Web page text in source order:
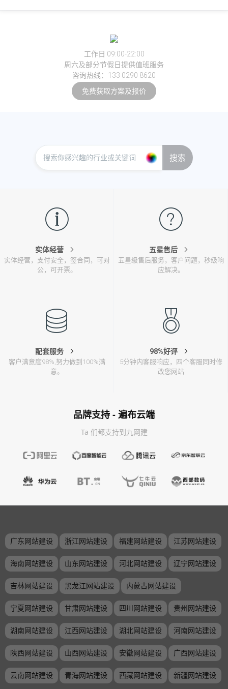
工作日 09:00-22:00
周六及部分节假日提供值班服务
咨询热线：133 0290 8620
免费获取方案及报价
搜索
实体经营
实体经营，支付安全，签合同，可对
公，可开票。
五星售后
五星级售后服务，客户问题，秒级响
应解决。
配套服务
客户满意度98%,努力做到100%满
意。
98%好评
5分钟内客服响应，四个客服同时修
改您网站
品牌支持 - 遍布云端
Ta 们都支持到九网建
广东网站建设 浙江网站建设 福建网站建设 江苏网站建设
海南网站建设 山东网站建设 河北网站建设 辽宁网站建设
吉林网站建设 黑龙江网站建设 内蒙古网站建设
宁夏网站建设 甘肃网站建设 四川网站建设 贵州网站建设
湖南网站建设 江西网站建设 湖北网站建设 河南网站建设
陕西网站建设 山西网站建设 安徽网站建设 广西网站建设
云南网站建设 青海网站建设 西藏网站建设 新疆网站建设